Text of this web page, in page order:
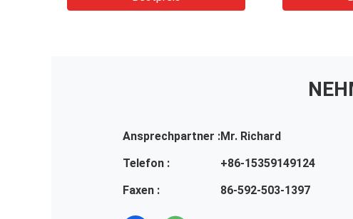
Ansprechpartner :Mr. Richard
Telefon :
+86-15359149124
Faxen :
86-592-503-1397